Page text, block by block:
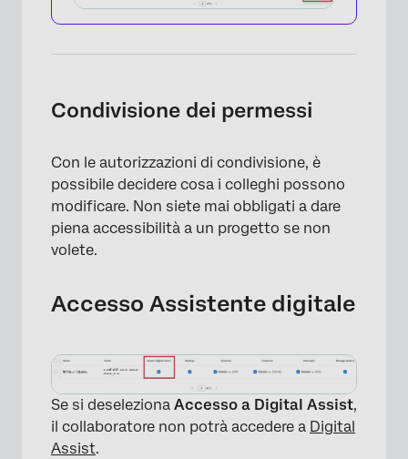
Condivisione dei permessi
Con le autorizzazioni di condivisione, è
possibile decidere cosa i colleghi possono
modificare. Non siete mai obbligati a dare
piena accessibilità a un progetto se non
volete.
Accesso Assistente digitale
Se si deseleziona Accesso a Digital Assist,
il collaboratore non potrà accedere a Digital
Assist.